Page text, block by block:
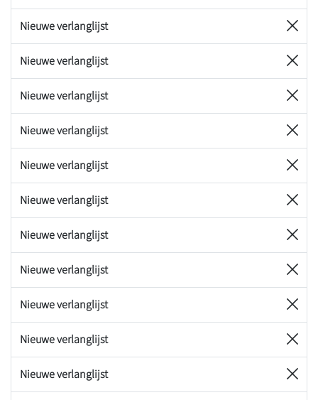
Nieuwe verlanglijst
Nieuwe verlanglijst
Nieuwe verlanglijst
Nieuwe verlanglijst
Nieuwe verlanglijst
Nieuwe verlanglijst
Nieuwe verlanglijst
Nieuwe verlanglijst
Nieuwe verlanglijst
Nieuwe verlanglijst
Nieuwe verlanglijst